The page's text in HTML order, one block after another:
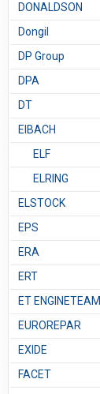
DONALDSON
Dongil
DP Group
DPA
DT
EIBACH
ELF
ELRING
ELSTOCK
EPS
ERA
ERT
ET ENGINETEAM
EUROREPAR
EXIDE
FACET